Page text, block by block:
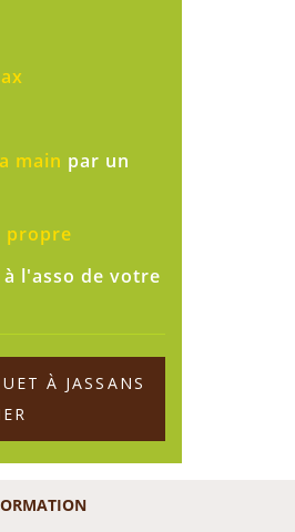
main par un
propre
l'asso de votre
À JASSANS